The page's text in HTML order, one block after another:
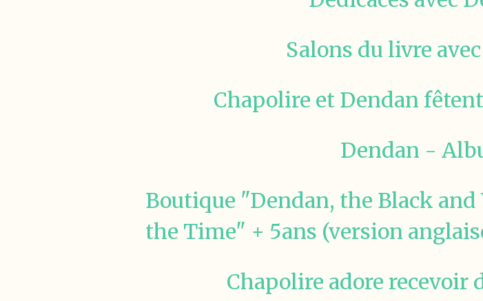
Salons du livre
Chapolire et Dendan
Dendan -
Boutique "Dendan, the Black
the Time" + 5ans (version
Chapolire adore recevoir